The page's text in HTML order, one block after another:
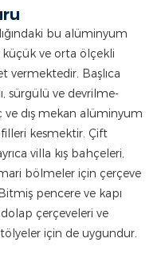
bu alüminyum
ve orta ölçekli
vermektedir. Başlıca
sürgülü ve devrilme-
ve dış mekan alüminyum
kesmektir. Çift
villa kış bahçeleri,
bölmeler için çerçeve
pencere ve kapı
çerçeveleri ve
için de uygundur.